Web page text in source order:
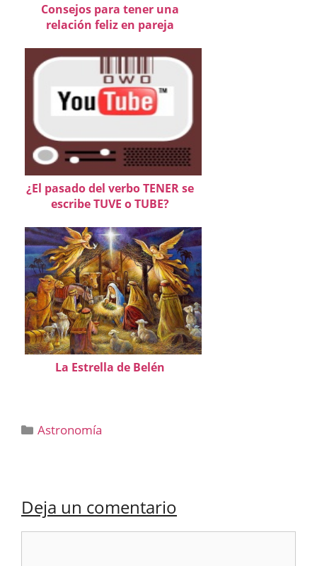
Consejos para tener una
relación feliz en pareja
¿El pasado del verbo TENER se
escribe TUVE o TUBE?
La Estrella de Belén
Categorías
Astronomía
Deja un comentario